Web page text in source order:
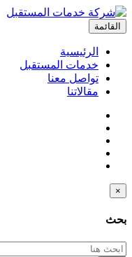
القائمة
الرئيسية
خدمات المستقبل
تواصل معنا
مقالاتنا
×
بحث